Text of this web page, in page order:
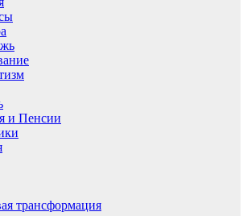
и Пенсии
трансформация